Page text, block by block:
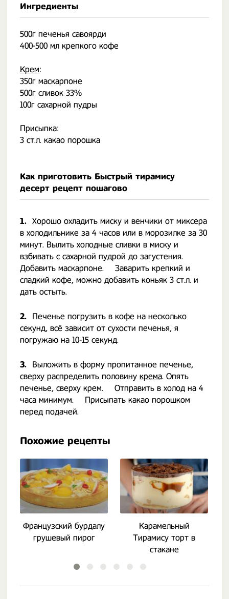
Ингредиенты
500г печенья савоярди
400-500 мл крепкого кофе
Крем:
350г маскарпоне
500г сливок 33%
100г сахарной пудры
Присыпка:
3 ст.л. какао порошка
Как приготовить Быстрый тирамису
десерт рецепт пошагово
1. Хорошо охладить миску и венчики от миксера
в холодильнике за 4 часов или в морозилке за 30
минут. Вылить холодные сливки в миску и
взбивать с сахарной пудрой до загустения.
Добавить маскарпоне. ⠀ Заварить крепкий и
сладкий кофе, можно добавить коньяк 3 ст.л. и
дать остыть. ⠀
2.
Печенье погрузить в кофе на несколько
секунд, всё зависит от сухости печенья, я
погружаю на 10-15 секунд. ⠀
3.
Выложить в форму пропитанное печенье,
сверху распределить половину крема. Опять
печенье, сверху крем. ⠀ Отправить в холод на 4
часа минимум. ⠀ Присыпать какао порошком
перед подачей.
Похожие рецепты
Французский бурдалу
грушевый пирог
Карамельный
Тирамису торт в
стакане